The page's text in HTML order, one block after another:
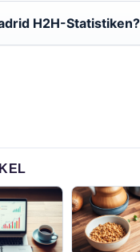
H2H-Statistiken?